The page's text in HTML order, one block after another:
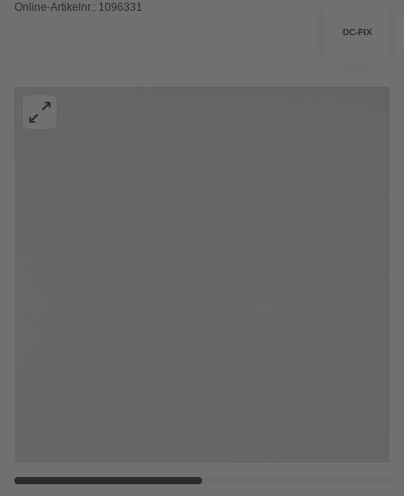
Online-Artikelnr.: 1096331
DC-FIX